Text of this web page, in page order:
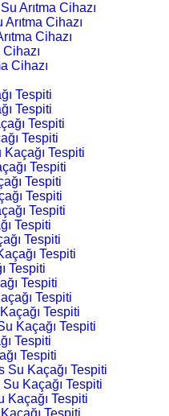
Arıtma Cihazı
Cihazı
Cihazı
Cihazı
Cihazı
Tespiti
Tespiti
Tespiti
Tespiti
Tespiti
Tespiti
Tespiti
Tespiti
Tespiti
Tespiti
Tespiti
Tespiti
Tespiti
Tespiti
Tespiti
Tespiti
Kaçağı Tespiti
Tespiti
Tespiti
Su Kaçağı Tespiti
Kaçağı Tespiti
Kaçağı Tespiti